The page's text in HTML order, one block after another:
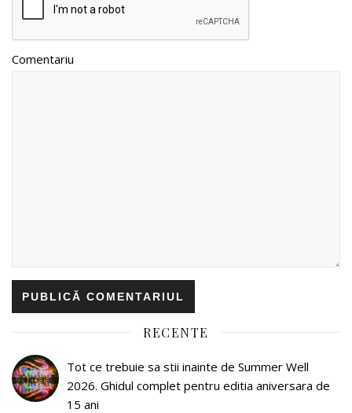
Comentariu
RECENTE
Tot ce trebuie sa stii inainte de Summer Well
2026. Ghidul complet pentru editia aniversara de
15 ani